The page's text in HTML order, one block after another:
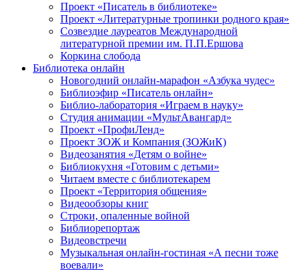
Проект «Писатель в библиотеке»
Проект «Литературные тропинки родного края»
Созвездие лауреатов Международной
литературной премии им. П.П.Ершова
Коркина слобода
Библиотека онлайн
Новогодний онлайн-марафон «Азбука чудес»
Библиоэфир «Писатель онлайн»
Библио-лаборатория «Играем в науку»
Студия анимации «МультАвангард»
Проект «ПрофиЛенд»
Проект ЗОЖ и Компания (ЗОЖиК)
Видеозанятия «Детям о войне»
Библиокухня «Готовим с детьми»
Читаем вместе с библиотекарем
Проект «Территория общения»
Видеообзоры книг
Строки, опаленные войной
Библиорепортаж
Видеовстречи
Музыкальная онлайн-гостиная «А песни тоже
воевали»